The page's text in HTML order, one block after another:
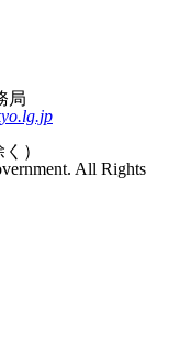
局
）
All Rights